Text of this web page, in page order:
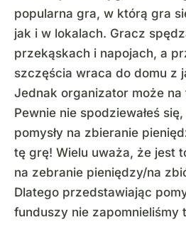
popularna gra, w którą gra
jak i w lokalach. Gracz
przekąskach i napojach, a
szczęścia wraca do domu z
Jednak organizator może
Pewnie nie spodziewałeś
pomysły na zbieranie
tę grę! Wielu uważa, że jest
na zebranie pieniędzy/na
Dlatego przedstawiając
funduszy nie zapomnieliśmy